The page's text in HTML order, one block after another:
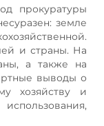
прокуратуры
земле
и страны. На
а также на
выводы о
хозяйству и